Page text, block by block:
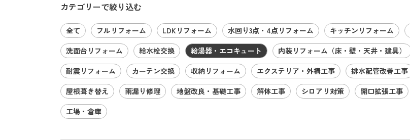
カテゴリーで絞り込む
全て フルリフォーム LDKリフォーム 水回り3点・4点リフォーム キッチンリフォーム
洗面台リフォーム
給水栓交換 給湯器・エコキュート 内装リフォーム（床・壁・天井・建具）
耐震リフォーム
カーテン交換 収納リフォーム エクステリア・外構工事 排水配管改善工事
屋根葺き替え
雨漏り修理 地盤改良・基礎工事 解体工事 シロアリ対策 開口拡張工事
工場・倉庫